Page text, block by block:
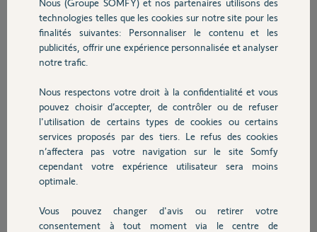
Sécurité
Domotique
Chauffage
Autres produits
Devis avec un pro
mathis
Participer au fil de discussion
Réponses
Merci de ne pas multiplier les posts pour la même problématique.
Et merci de répondre aux questions ici
https://forum.somfy.fr/questions/3654529-volet-roulant-descend-30-
technologies telles que les cookies sur notre site pour les
finalités suivantes: Personnaliser le contenu et les
publicités, offrir une expérience personnalisée et analyser
notre trafic.
Nous respectons votre droit à la confidentialité et vous
pouvez choisir d’accepter, de contrôler ou de refuser
l'utilisation de certains types de cookies ou certains
services proposés par des tiers. Le refus des cookies
n’affectera pas votre navigation sur le site Somfy
cependant votre expérience utilisateur sera moins
optimale.
Vous pouvez changer d'avis ou retirer votre
consentement à tout moment via le centre de